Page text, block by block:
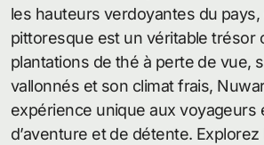
les hauteurs verdoyantes du pays,
pittoresque est un véritable trésor
plantations de thé à perte de vue,
vallonnés et son climat frais,
expérience unique aux voyageurs
d’aventure et de détente. Explorez